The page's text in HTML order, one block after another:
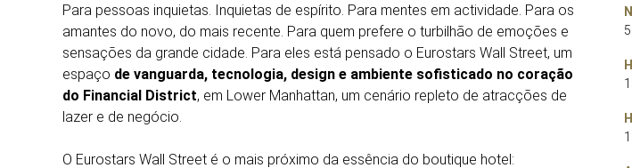
Para pessoas inquietas. Inquietas de espírito. Para mentes em actividade. Para os
amantes do novo, do mais recente. Para quem prefere o turbilhão de emoções e
sensações da grande cidade. Para eles está pensado o Eurostars Wall Street, um
espaço de vanguarda, tecnologia, design e ambiente sofisticado no coração
do Financial District, em Lower Manhattan, um cenário repleto de atracções de
lazer e de negócio.
O Eurostars Wall Street é o mais próximo da essência do boutique hotel: